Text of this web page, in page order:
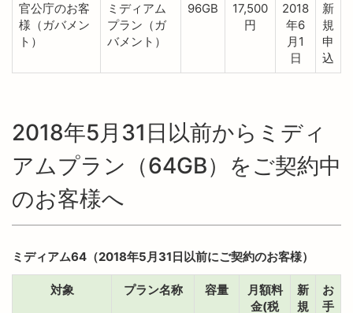
官公庁のお客
様（ガバメン
ト）
ミディアム
プラン（ガ
バメント）
96GB
17,500
円
2018
年6
月1
日
新
規
申
込
2018年5月31日以前からミディ
アムプラン（64GB）をご契約中
のお客様へ
ミディアム64（2018年5月31日以前にご契約のお客様）
対象 プラン名称 容量
月額料
金(税
新
規
お
手